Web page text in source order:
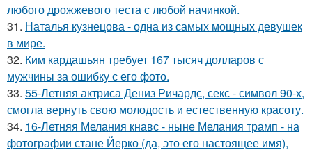
любого дрожжевого теста с любой начинкой.
31. Наталья кузнецова - одна из самых мощных девушек
в мире.
32. Ким кардашьян требует 167 тысяч долларов с
мужчины за ошибку с его фото.
33. 55-Летняя актриса Дениз Ричардс, секс - символ 90-х,
смогла вернуть свою молодость и естественную красоту.
34. 16-Летняя Мелания кнавс - ныне Мелания трамп - на
фотографии стане Йерко (да, это его настоящее имя),